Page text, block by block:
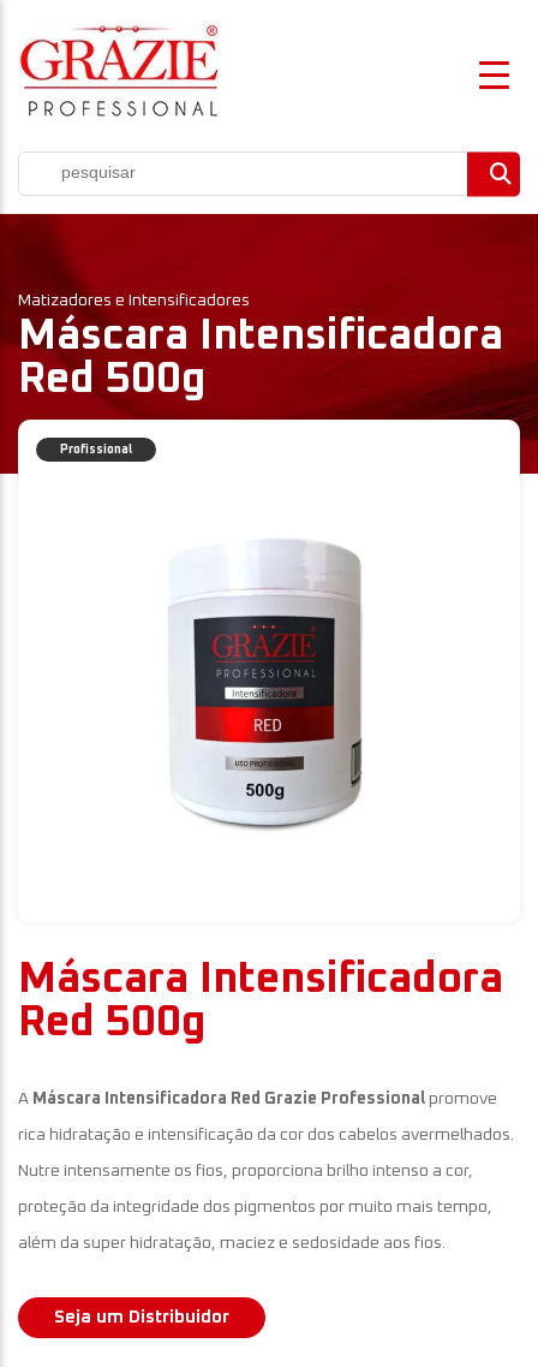
Matizadores e Intensificadores
Máscara Intensificadora
Red 500g
Profissional
Máscara Intensificadora
Red 500g
A Máscara Intensificadora Red Grazie Professional promove
rica hidratação e intensificação da cor dos cabelos avermelhados.
Nutre intensamente os fios, proporciona brilho intenso a cor,
proteção da integridade dos pigmentos por muito mais tempo,
além da super hidratação, maciez e sedosidade aos fios.
Seja um Distribuidor